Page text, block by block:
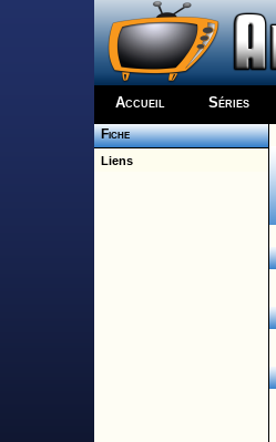
Accueil Séries
Fiche
Liens